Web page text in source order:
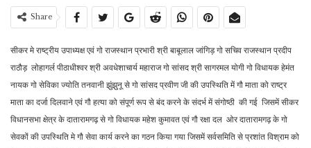
Share
सीकर मे राष्ट्रीय उपाध्यक्ष एवं गो राजस्थान प्रभारी श्री बाबूलाल जांगिड़ गो सचिव राजस्थान प्रदीप
राठौड़ लोहागर्ल पीठाधीश्वर श्री अवधेशाचार्य महाराज गो सांसद श्री सागरमल योगी गो विधायक हेमंत
नायक गो सेविका ज्योति तनवानी झुंझुनू से गो सांसद प्रवीण जी की उपस्थिति में गौ माता को राष्ट्र
माता का दर्जा दिलवाने एवं गौ हत्या को संपूर्ण रूप से बंद करने के संदर्भ में संगोष्ठी की गई जिसमें सीकर
विधानसभा क्षेत्र के दातारामगढ़ से गो विधायक महेश कुमावत एवं गौ रक्षा दल ओर दातारामगढ़ के गो
सेवकों की उपस्थिति मे गौ सेवा कार्य करने का गठन किया गया जिसमें सर्वसमिति से प्रशांत विश्राम को